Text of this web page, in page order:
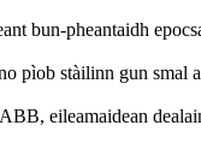
bun-pheantaidh
pìob stàilinn gun smal
eileamaidean